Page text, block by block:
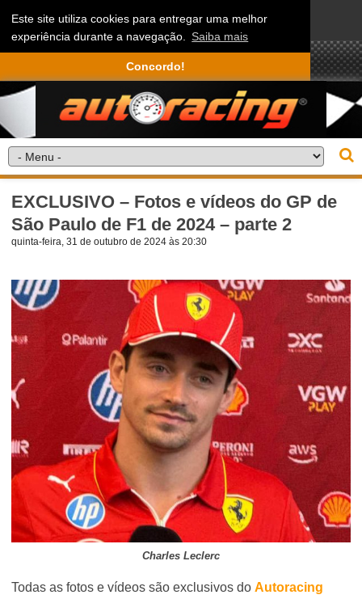
Este site utiliza cookies para entregar uma melhor
experiência durante a navegação. Saiba mais
Concordo!
EXCLUSIVO – Fotos e vídeos do GP de
São Paulo de F1 de 2024 – parte 2
quinta-feira, 31 de outubro de 2024 às 20:30
Charles Leclerc
Todas as fotos e vídeos são exclusivos doAutoracing